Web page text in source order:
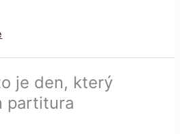
je den, který
partitura